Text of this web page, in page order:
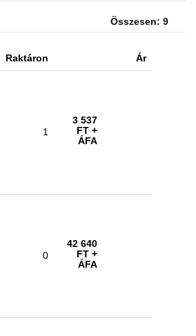
Összesen: 9
Raktáron Ár
1
3 537
FT +
ÁFA
0
42 640
FT +
ÁFA